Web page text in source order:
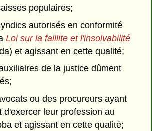
populaires;
autorisés en conformité
Loi sur la faillite et l'insolvabilité
et agissant en cette qualité;
de la justice dûment
ou des procureurs ayant
d'exercer leur profession au
et agissant en cette qualité;